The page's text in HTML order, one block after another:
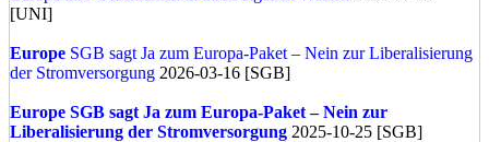
[UNI]
Europe SGB sagt Ja zum Europa-Paket – Nein zur Liberalisierung
der Stromversorgung 2026-03-16 [SGB]
Europe SGB sagt Ja zum Europa-Paket – Nein zur
Liberalisierung der Stromversorgung 2025-10-25 [SGB]